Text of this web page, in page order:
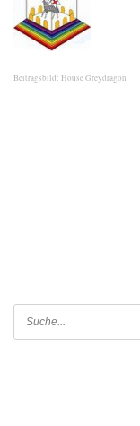
Beitragsbild: House Greydragon